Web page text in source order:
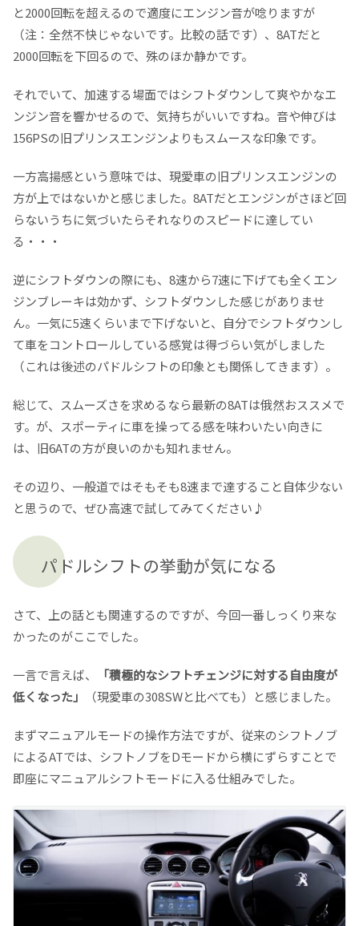
と2000回転を超えるので適度にエンジン音が唸りますが
（注：全然不快じゃないです。比較の話です）、8ATだと
2000回転を下回るので、殊のほか静かです。
それでいて、加速する場面ではシフトダウンして爽やかなエ
ンジン音を響かせるので、気持ちがいいですね。音や伸びは
156PSの旧プリンスエンジンよりもスムースな印象です。
一方高揚感という意味では、現愛車の旧プリンスエンジンの
方が上ではないかと感じました。8ATだとエンジンがさほど回
らないうちに気づいたらそれなりのスピードに達してい
る・・・
逆にシフトダウンの際にも、8速から7速に下げても全くエン
ジンブレーキは効かず、シフトダウンした感じがありませ
ん。一気に5速くらいまで下げないと、自分でシフトダウンし
て車をコントロールしている感覚は得づらい気がしました
（これは後述のパドルシフトの印象とも関係してきます）。
総じて、スムーズさを求めるなら最新の8ATは俄然おススメで
す。が、スポーティに車を操ってる感を味わいたい向きに
は、旧6ATの方が良いのかも知れません。
その辺り、一般道ではそもそも8速まで達すること自体少ない
と思うので、ぜひ高速で試してみてください♪
パドルシフトの挙動が気になる
さて、上の話とも関連するのですが、今回一番しっくり来な
かったのがここでした。
一言で言えば、
「積極的なシフトチェンジに対する自由度が
低くなった」
（現愛車の308SWと比べても）と感じました。
まずマニュアルモードの操作方法ですが、従来のシフトノブ
によるATでは、シフトノブをDモードから横にずらすことで
即座にマニュアルシフトモードに入る仕組みでした。